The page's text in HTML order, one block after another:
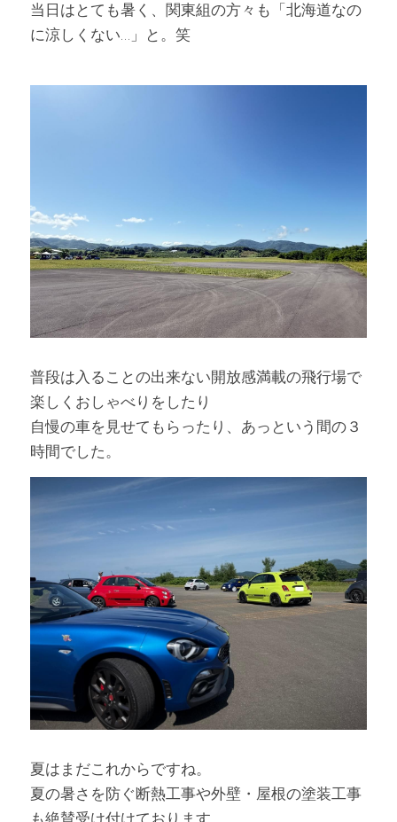
当日はとても暑く、関東組の方々も「北海道なの
に涼しくない…」と。笑
普段は入ることの出来ない開放感満載の飛行場で
楽しくおしゃべりをしたり
自慢の車を見せてもらったり、あっという間の３
時間でした。
夏はまだこれからですね。
夏の暑さを防ぐ断熱工事や外壁・屋根の塗装工事